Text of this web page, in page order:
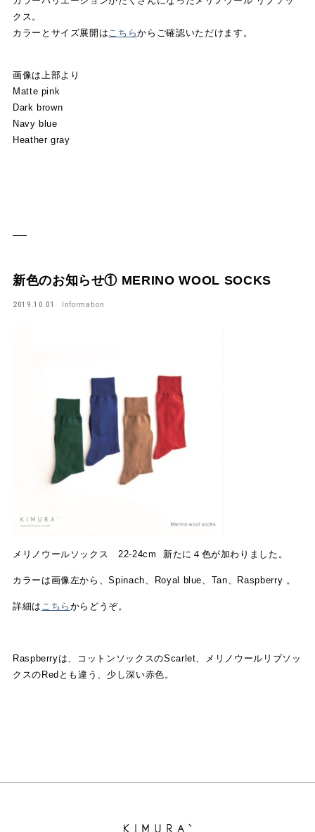
クス。
カラーとサイズ展開はこちらからご確認いただけます。
画像は上部より
Matte pink
Dark brown
Navy blue
Heather gray
新色のお知らせ① MERINO WOOL SOCKS
2019.10.01 Information
メリノウールソックス 22-24cm 新たに４色が加わりました。
カラーは画像左から、Spinach、Royal blue、Tan、Raspberry 。
詳細は こちら からどうぞ。
Raspberryは、コットンソックスのScarlet、メリノウールリブソッ
クスのRedとも違う、少し深い赤色。